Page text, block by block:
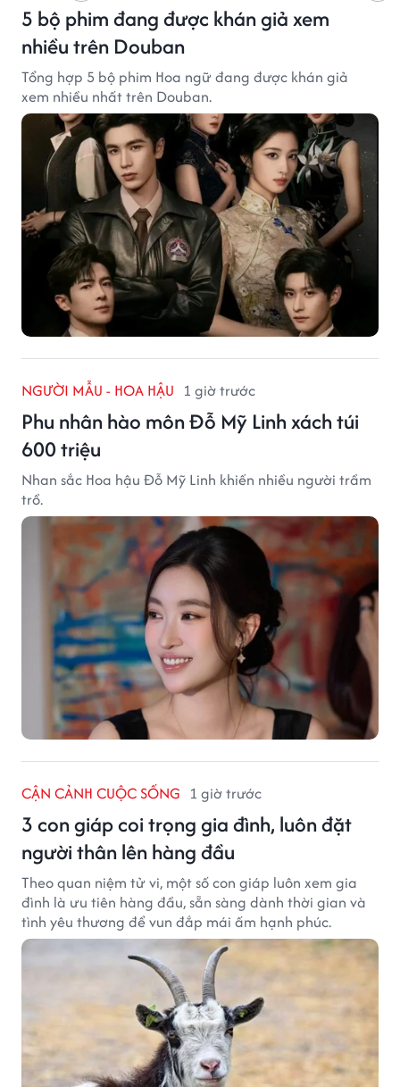
5 bộ phim đang được khán giả xem
nhiều trên Douban
Tổng hợp 5 bộ phim Hoa ngữ đang được khán giả
xem nhiều nhất trên Douban.
NGƯỜI MẪU - HOA HẬU 1 giờ trước
Phu nhân hào môn Đỗ Mỹ Linh xách túi
600 triệu
Nhan sắc Hoa hậu Đỗ Mỹ Linh khiến nhiều người trầm
trồ.
CẬN CẢNH CUỘC SỐNG 1 giờ trước
3 con giáp coi trọng gia đình, luôn đặt
người thân lên hàng đầu
Theo quan niệm tử vi, một số con giáp luôn xem gia
đình là ưu tiên hàng đầu, sẵn sàng dành thời gian và
tình yêu thương để vun đắp mái ấm hạnh phúc.